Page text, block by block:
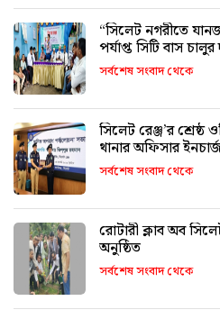
“সিলেট নগরীতে
পর্যাপ্ত সিটি বাস চালুর
সর্বশেষ সংবাদ থেকে
সিলেট রেঞ্জ’র শ্রেষ্ঠ
থানার অফিসার
সর্বশেষ সংবাদ থেকে
রোটারী ক্লাব অব
অনুষ্ঠিত
সর্বশেষ সংবাদ থেকে